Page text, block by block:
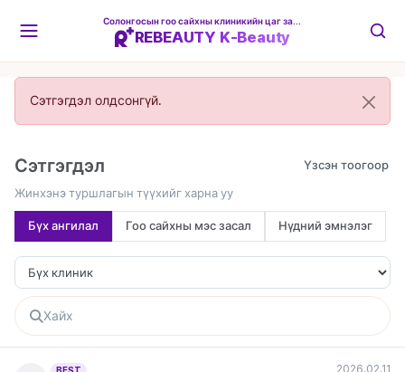
REBEAUTY K-Beauty
Сэтгэгдэл олдсонгүй.
Сэтгэгдэл
Жинхэнэ туршлагын түүхийг харна уу
Бүх ангилал Гоо сайхны мэс засал Нүдний эмнэлэг
2026.02.11